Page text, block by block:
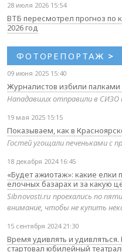
28 июля 2026 15:54
ВТБ пересмотрел прогноз по
2026 год
ФОТОРЕПОРТАЖ >
09 июня 2025 15:40
Журналистов избили
Нападавших отправили в СИЗО
19 мая 2025 15:15
Показываем, как в
Гостей угощали печеньками с
18 декабря 2024 16:45
«Будет ажиотаж»: какие елки
елочных базарах и за какую
Sibnovosti.ru проехались по
внимание, чтобы не купить
15 сентября 2024 21:30
Время удивлять и
стартовал юбилейный